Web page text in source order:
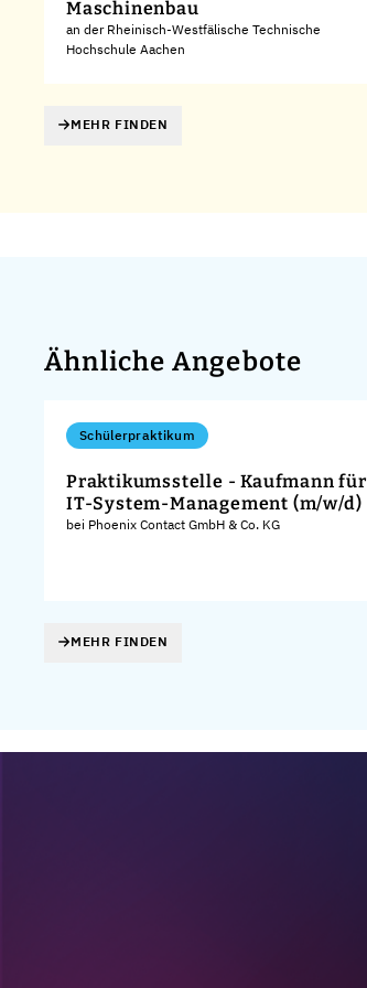
Maschinenbau
an der Rheinisch-Westfälische Technische
Hochschule Aachen
MEHR FINDEN
Ähnliche Angebote
Schülerpraktikum
Praktikumsstelle - Kaufmann für
IT-System-Management (m/w/d)
bei Phoenix Contact GmbH & Co. KG
MEHR FINDEN